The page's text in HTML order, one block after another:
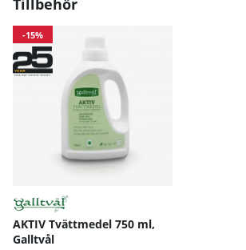
Tillbehör
-15%
AKTIV Tvättmedel 750 ml,
Galltvål